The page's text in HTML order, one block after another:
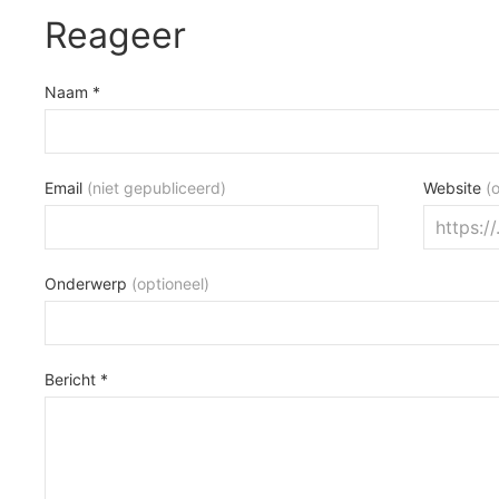
Reageer
Naam *
Email (niet gepubliceerd) Website
Onderwerp (optioneel)
Bericht *